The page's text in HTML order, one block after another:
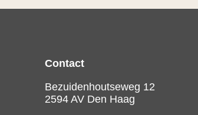
Contact
Bezuidenhoutseweg 12
2594 AV Den Haag